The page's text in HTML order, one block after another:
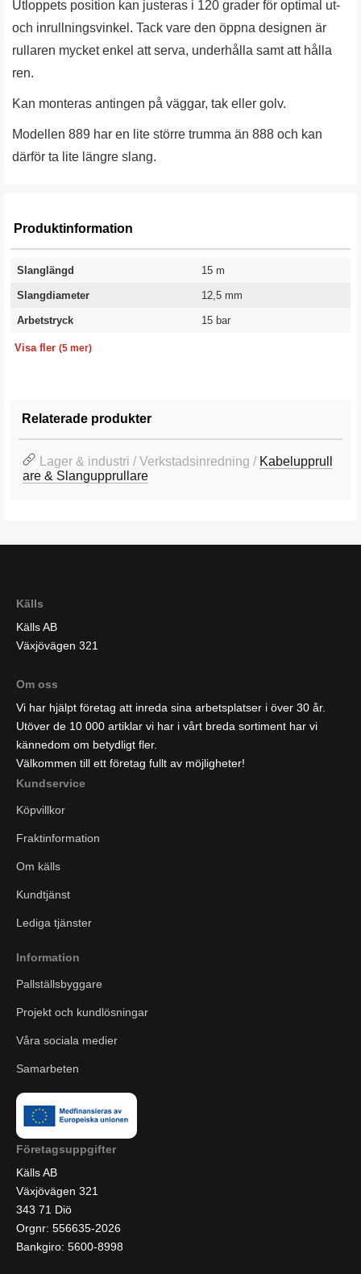
Utloppets position kan justeras i 120 grader för optimal ut-
och inrullningsvinkel. Tack vare den öppna designen är
rullaren mycket enkel att serva, underhålla samt att hålla
ren.
Kan monteras antingen på väggar, tak eller golv.
Modellen 889 har en lite större trumma än 888 och kan
därför ta lite längre slang.
Produktinformation
Slanglängd 15 m
Slangdiameter 12,5 mm
Arbetstryck
15 bar
Visa fler (5 mer)
Relaterade produkter
Lager & industri / Verkstadsinredning / Kabelupprull
are & Slangupprullare
Källs
Källs AB
Växjövägen 321
Om oss
Vi har hjälpt företag att inreda sina arbetsplatser i över 30 år.
Utöver de 10 000 artiklar vi har i vårt breda sortiment har vi
kännedom om betydligt fler.
Välkommen till ett företag fullt av möjligheter!
Kundservice
Köpvillkor
Fraktinformation
Om källs
Kundtjänst
Lediga tjänster
Information
Pallställsbyggare
Projekt och kundlösningar
Våra sociala medier
Samarbeten
Företagsuppgifter
Källs AB
Växjövägen 321
343 71 Diö
Orgnr: 556635-2026
Bankgiro: 5600-8998